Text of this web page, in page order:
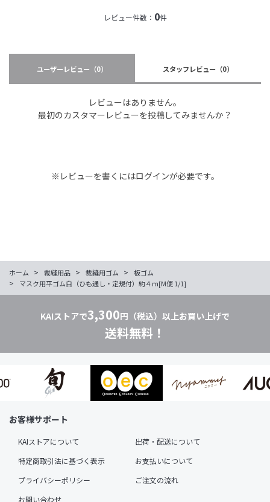
レビュー件数： 0件
ユーザーレビュー （0） スタッフレビュー （0）
レビューはありません。
最初のカスタマーレビューを投稿してみませんか？
※レビューを書くにはログインが必要です。
ホーム > 裁縫用品 > 裁縫用ゴム > 板ゴム
> マスク用平ゴム白（ひも通し・定規付）約４ｍ[M便 1/1]
KAIストアで3,300円（税込）以上お買い上げで
送料無料！
お客様サポート
KAIストアについて
出荷・配送について
特定商取引法に基づく表示
お支払いについて
プライバシーポリシー
ご注文の流れ
お問い合わせ